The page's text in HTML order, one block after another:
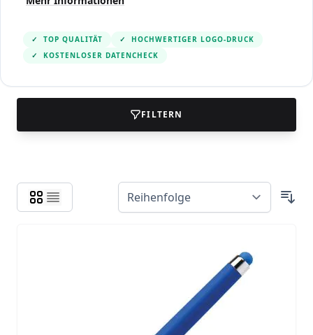
✓ TOP QUALITÄT ✓
HOCHWERTIGER LOGO-DRUCK
✓
KOSTENLOSER DATENCHECK
FILTERN